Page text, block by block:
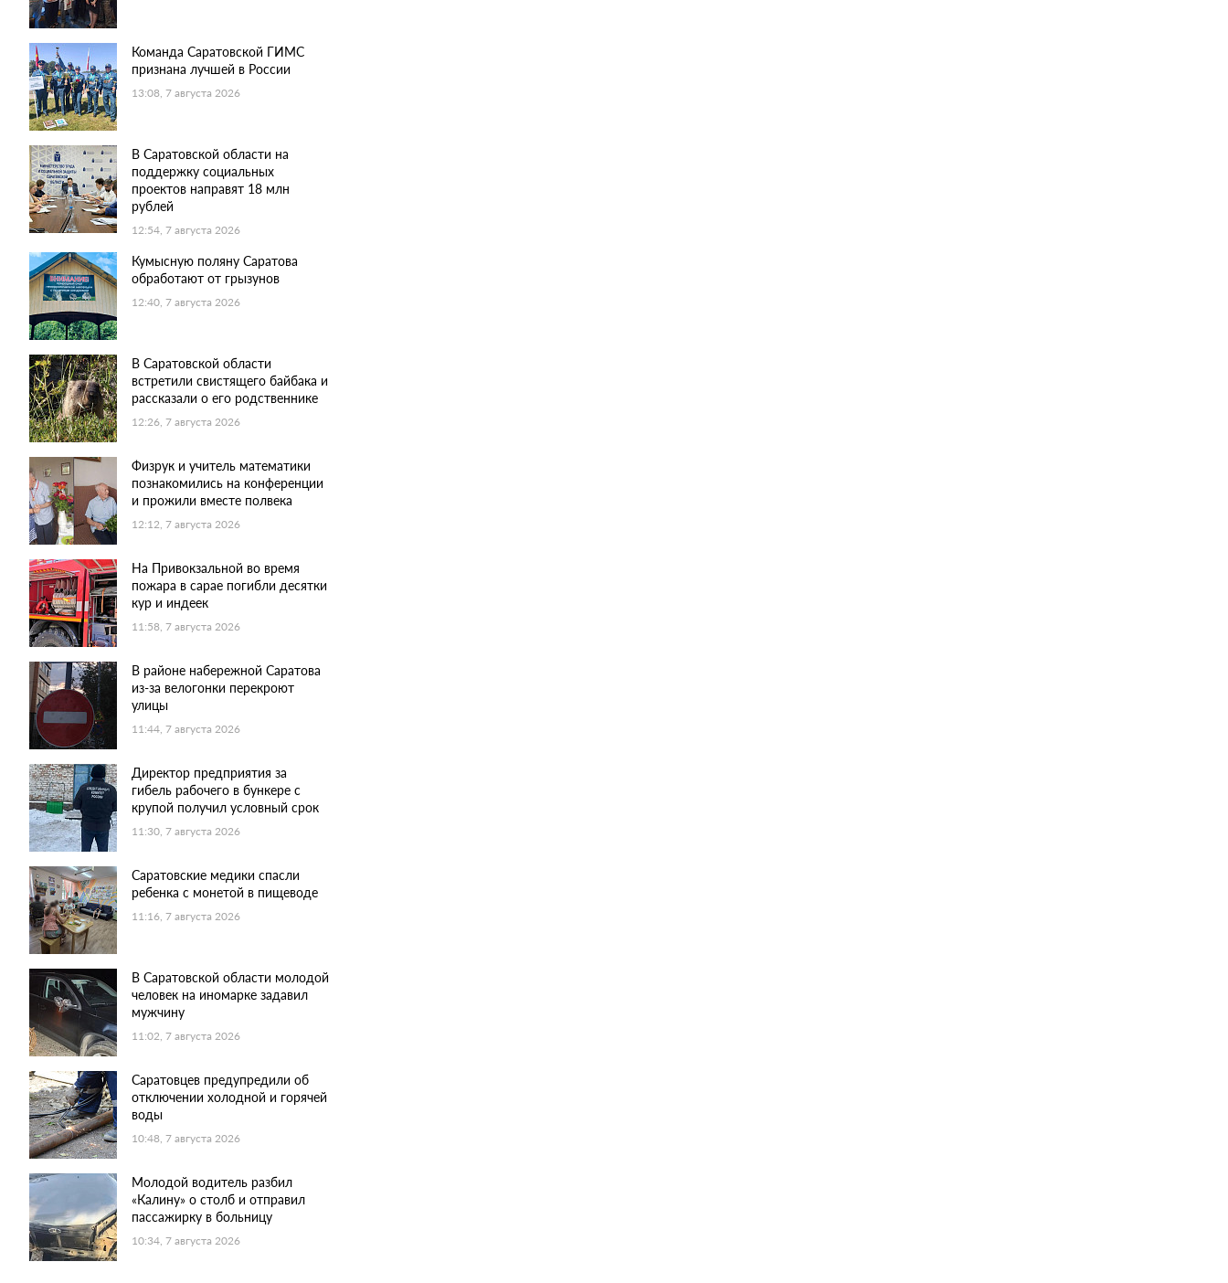
Команда Саратовской ГИМС
признана лучшей в России
13:08, 7 августа 2026
В Саратовской области на
поддержку социальных
проектов направят 18 млн
рублей
12:54, 7 августа 2026
Кумысную поляну Саратова
обработают от грызунов
12:40, 7 августа 2026
В Саратовской области
встретили свистящего байбака и
рассказали о его родственнике
12:26, 7 августа 2026
Физрук и учитель математики
познакомились на конференции
и прожили вместе полвека
12:12, 7 августа 2026
На Привокзальной во время
пожара в сарае погибли десятки
кур и индеек
11:58, 7 августа 2026
В районе набережной Саратова
из-за велогонки перекроют
улицы
11:44, 7 августа 2026
Директор предприятия за
гибель рабочего в бункере с
крупой получил условный срок
11:30, 7 августа 2026
Саратовские медики спасли
ребенка с монетой в пищеводе
11:16, 7 августа 2026
В Саратовской области молодой
человек на иномарке задавил
мужчину
11:02, 7 августа 2026
Саратовцев предупредили об
отключении холодной и горячей
воды
10:48, 7 августа 2026
Молодой водитель разбил
«Калину» о столб и отправил
пассажирку в больницу
10:34, 7 августа 2026